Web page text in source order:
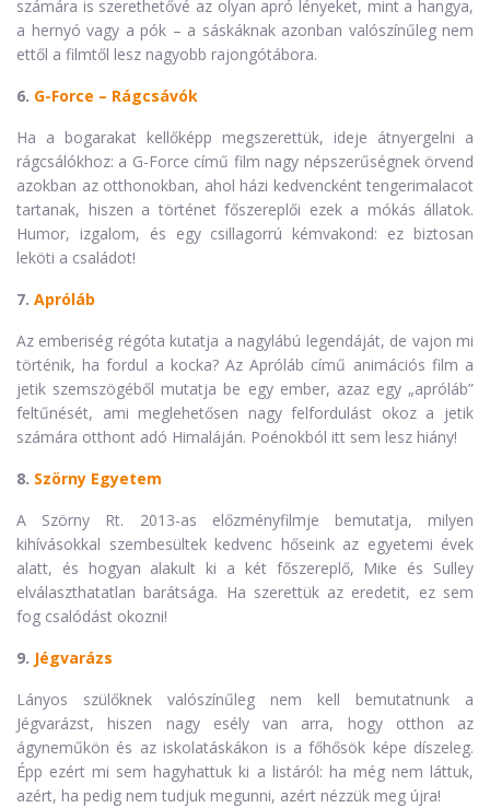
számára is szerethetővé az olyan apró lényeket, mint a hangya,
a hernyó vagy a pók – a sáskáknak azonban valószínűleg nem
ettől a filmtől lesz nagyobb rajongótábora.
6. G-Force – Rágcsávók
Ha a bogarakat kellőképp megszerettük, ideje átnyergelni a
rágcsálókhoz: a G-Force című film nagy népszerűségnek örvend
azokban az otthonokban, ahol házi kedvencként tengerimalacot
tartanak, hiszen a történet főszereplői ezek a mókás állatok.
Humor, izgalom, és egy csillagorrú kémvakond: ez biztosan
leköti a családot!
7. Apróláb
Az emberiség régóta kutatja a nagylábú legendáját, de vajon mi
történik, ha fordul a kocka? Az Apróláb című animációs film a
jetik szemszögéből mutatja be egy ember, azaz egy „apróláb”
feltűnését, ami meglehetősen nagy felfordulást okoz a jetik
számára otthont adó Himaláján. Poénokból itt sem lesz hiány!
8. Szörny Egyetem
A Szörny Rt. 2013-as előzményfilmje bemutatja, milyen
kihívásokkal szembesültek kedvenc hőseink az egyetemi évek
alatt, és hogyan alakult ki a két főszereplő, Mike és Sulley
elválaszthatatlan barátsága. Ha szerettük az eredetit, ez sem
fog csalódást okozni!
9. Jégvarázs
Lányos szülőknek valószínűleg nem kell bemutatnunk a
Jégvarázst, hiszen nagy esély van arra, hogy otthon az
ágyneműkön és az iskolatáskákon is a főhősök képe díszeleg.
Épp ezért mi sem hagyhattuk ki a listáról: ha még nem láttuk,
azért, ha pedig nem tudjuk megunni, azért nézzük meg újra!